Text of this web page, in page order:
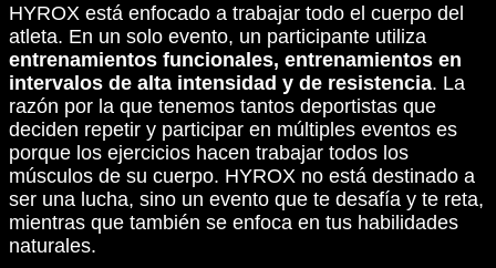
HYROX está enfocado a trabajar todo el cuerpo del
atleta. En un solo evento, un participante utiliza
entrenamientos funcionales, entrenamientos en
intervalos de alta intensidad y de resistencia. La
razón por la que tenemos tantos deportistas que
deciden repetir y participar en múltiples eventos es
porque los ejercicios hacen trabajar todos los
músculos de su cuerpo. HYROX no está destinado a
ser una lucha, sino un evento que te desafía y te reta,
mientras que también se enfoca en tus habilidades
naturales.